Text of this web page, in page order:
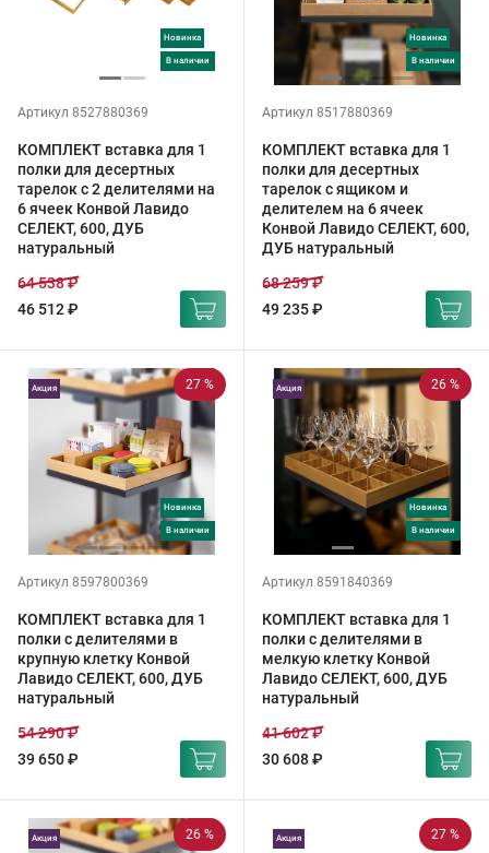
Новинка
в наличии
Артикул 8527880369
КОМПЛЕКТ вставка для 1
полки для десертных
тарелок с 2 делителями на
6 ячеек Конвой Лавидо
СЕЛЕКТ, 600, ДУБ
натуральный
46 512 ₽
64 538 ₽
Новинка
в наличии
Артикул 8517880369
КОМПЛЕКТ вставка для 1
полки для десертных
тарелок с ящиком и
делителем на 6 ячеек
Конвой Лавидо СЕЛЕКТ, 600,
ДУБ натуральный
49 235 ₽
68 259 ₽
27 %
Новинка
в наличии
Акция
Артикул 8597800369
КОМПЛЕКТ вставка для 1
полки с делителями в
крупную клетку Конвой
Лавидо СЕЛЕКТ, 600, ДУБ
натуральный
39 650 ₽
54 290 ₽
26 %
Новинка
в наличии
Акция
Артикул 8591840369
КОМПЛЕКТ вставка для 1
полки с делителями в
мелкую клетку Конвой
Лавидо СЕЛЕКТ, 600, ДУБ
натуральный
30 608 ₽
41 602 ₽
26 %
Акция 27 %
Акция